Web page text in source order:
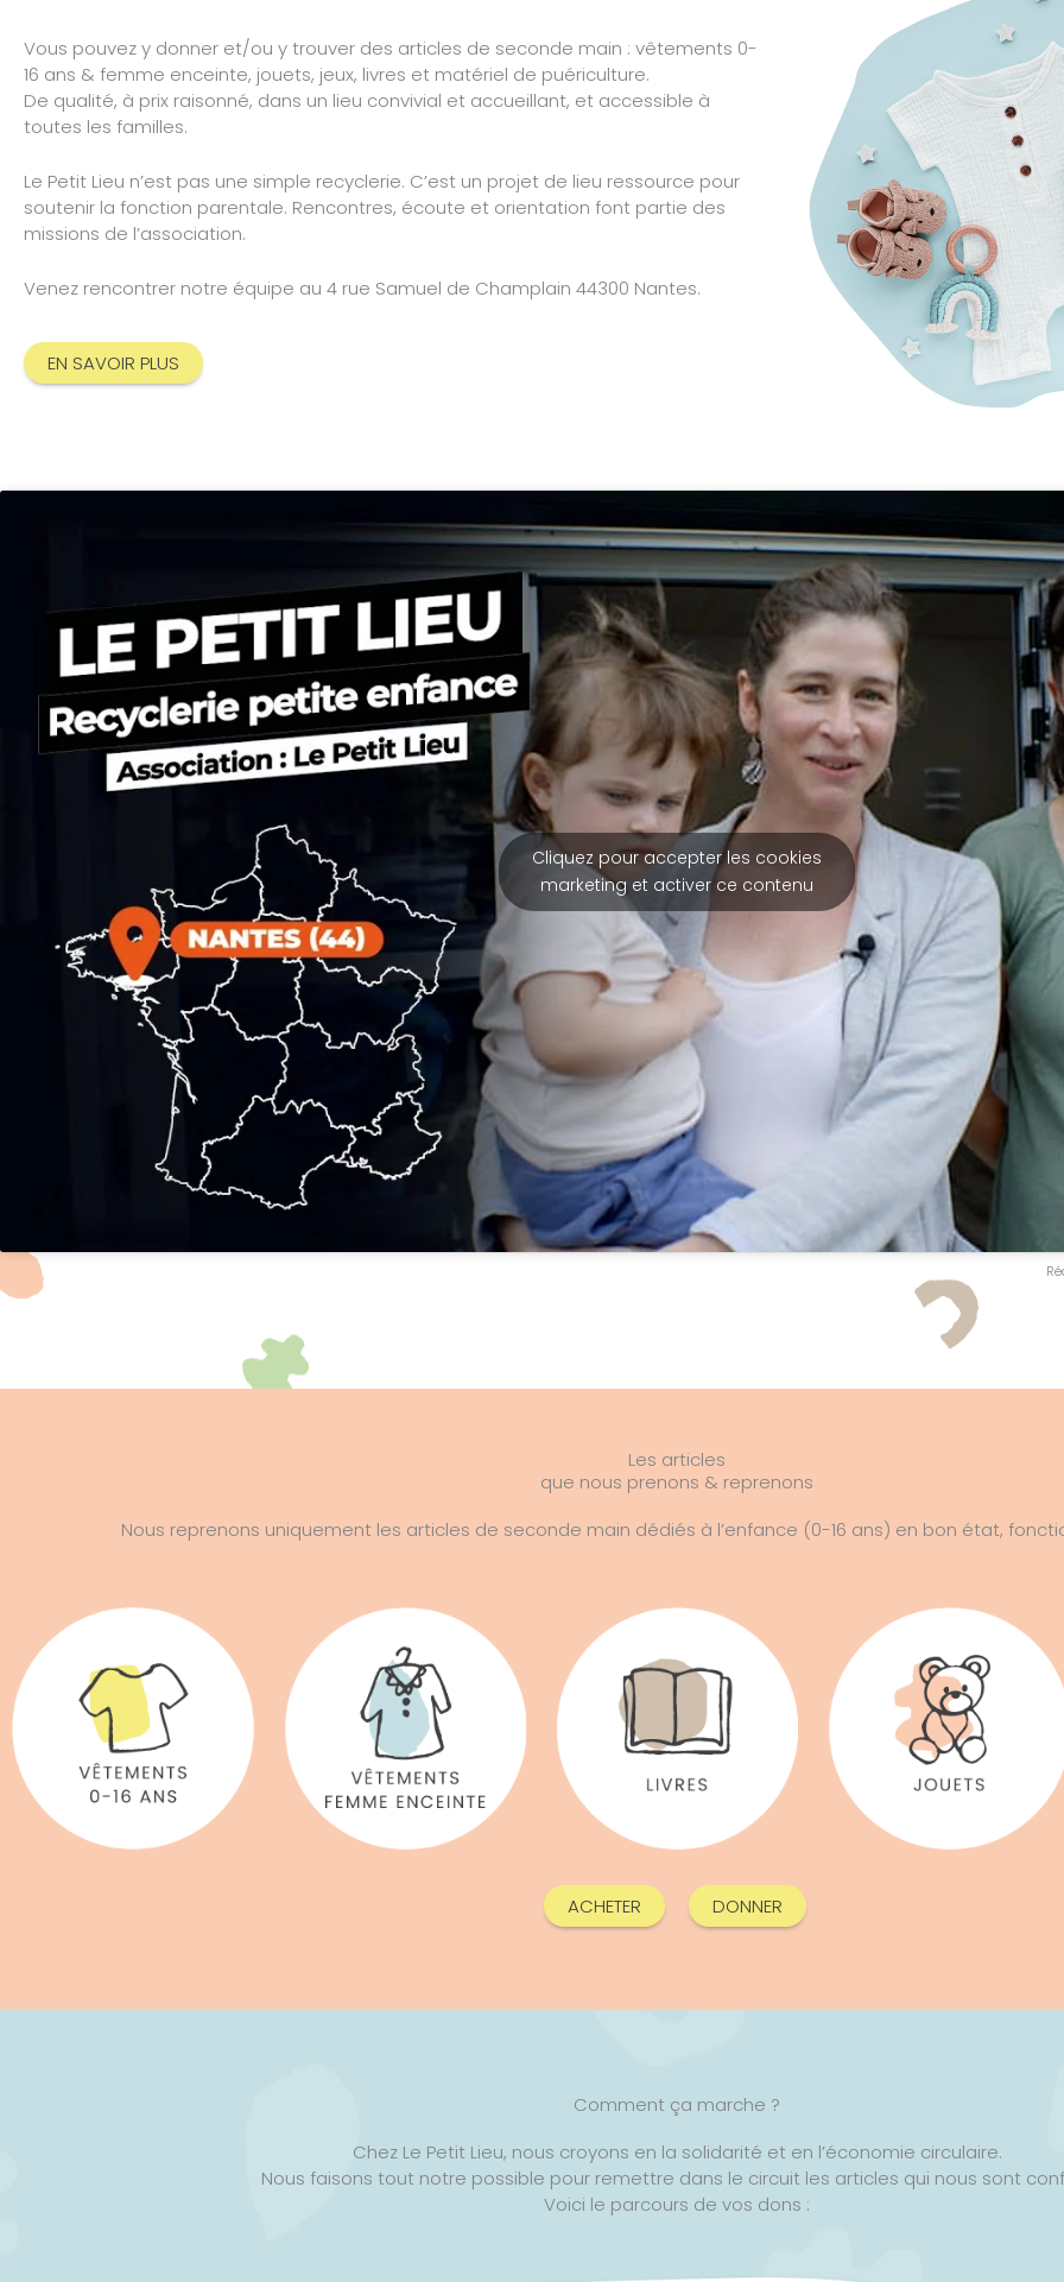
Vous pouvez y donner et/ou y trouver des articles de seconde main : vêtements 0-
16 ans & femme enceinte, jouets, jeux, livres et matériel de puériculture.
De qualité, à prix raisonné, dans un lieu convivial et accueillant, et accessible à
toutes les familles.
Le Petit Lieu n’est pas une simple recyclerie. C’est un projet de lieu ressource pour
soutenir la fonction parentale. Rencontres, écoute et orientation font partie des
missions de l’association.
Venez rencontrer notre équipe au 4 rue Samuel de Champlain 44300 Nantes.
EN SAVOIR PLUS
Cliquez pour accepter les cookies
marketing et activer ce contenu
Les articles
que nous prenons & reprenons
Nous reprenons uniquement les articles de seconde main dédiés à l’enfance (0-16 ans) en bon état,
ACHETER DONNER
Comment ça marche ?
Chez Le Petit Lieu, nous croyons en la solidarité et en l’économie circulaire.
Nous faisons tout notre possible pour remettre dans le circuit les articles qui nous sont
Voici le parcours de vos dons :